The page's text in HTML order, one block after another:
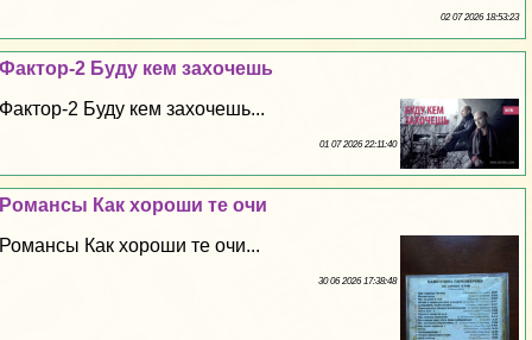
02 07 2026 18:53:23
Фактор-2 Буду кем захочешь
Фактор-2 Буду кем захочешь...
01 07 2026 22:11:40
Романсы Как хороши те очи
Романсы Как хороши те очи...
30 06 2026 17:38:48